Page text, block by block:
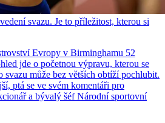
svazu. Je to příležitost, kterou si
Evropy v Birminghamu 52
jde o početnou výpravu, kterou se
svazu může bez větších obtíží pochlubit.
ptá se ve svém komentáři pro
a bývalý šéf Národní sportovní